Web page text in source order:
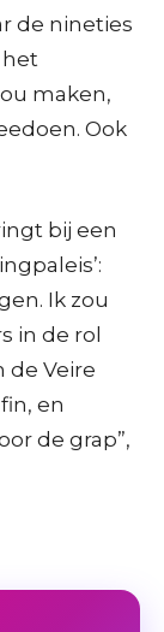
de nineties
maken,
Ook
bij een
Ik zou
in de rol
de Veire
en
de grap”,